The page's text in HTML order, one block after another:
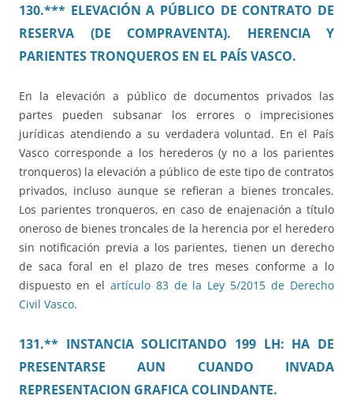
130.*** ELEVACIÓN A PÚBLICO DE CONTRATO DE
RESERVA (DE COMPRAVENTA). HERENCIA Y
PARIENTES TRONQUEROS EN EL PAÍS VASCO.
En la elevación a público de documentos privados las
partes pueden subsanar los errores o imprecisiones
jurídicas atendiendo a su verdadera voluntad. En el País
Vasco corresponde a los herederos (y no a los parientes
tronqueros) la elevación a público de este tipo de contratos
privados, incluso aunque se refieran a bienes troncales.
Los parientes tronqueros, en caso de enajenación a título
oneroso de bienes troncales de la herencia por el heredero
sin notificación previa a los parientes, tienen un derecho
de saca foral en el plazo de tres meses conforme a lo
dispuesto en el artículo 83 de la Ley 5/2015 de Derecho
Civil Vasco.
131.** INSTANCIA SOLICITANDO 199 LH: HA DE
PRESENTARSE AUN CUANDO INVADA
REPRESENTACION GRAFICA COLINDANTE.